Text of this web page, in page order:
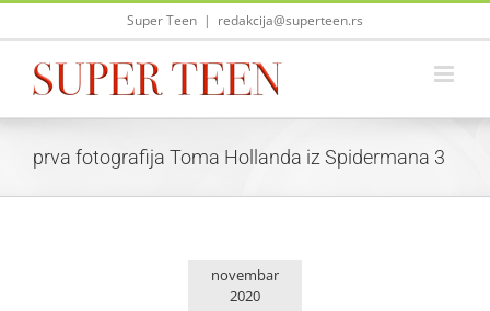
Skip
Super Teen | redakcija@superteen.rs
prva fotografija Toma Hollanda iz Spidermana 3
novembar
2020